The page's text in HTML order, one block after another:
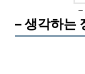
–
– 생각하는